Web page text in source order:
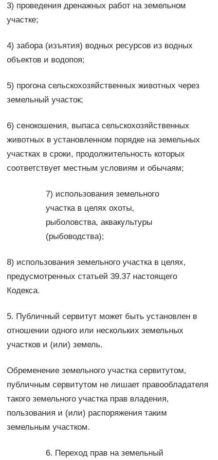
3) проведения дренажных работ на земельном
участке;
4) забора (изъятия) водных ресурсов из водных
объектов и водопоя;
5) прогона сельскохозяйственных животных через
земельный участок;
6) сенокошения, выпаса сельскохозяйственных
животных в установленном порядке на земельных
участках в сроки, продолжительность которых
соответствует местным условиям и обычаям;
7) использования земельного
участка в целях охоты,
рыболовства, аквакультуры
(рыбоводства);
8) использования земельного участка в целях,
предусмотренных статьей 39.37 настоящего
Кодекса.
5. Публичный сервитут может быть установлен в
отношении одного или нескольких земельных
участков и (или) земель.
Обременение земельного участка сервитутом,
публичным сервитутом не лишает правообладателя
такого земельного участка прав владения,
пользования и (или) распоряжения таким
земельным участком.
6. Переход прав на земельный